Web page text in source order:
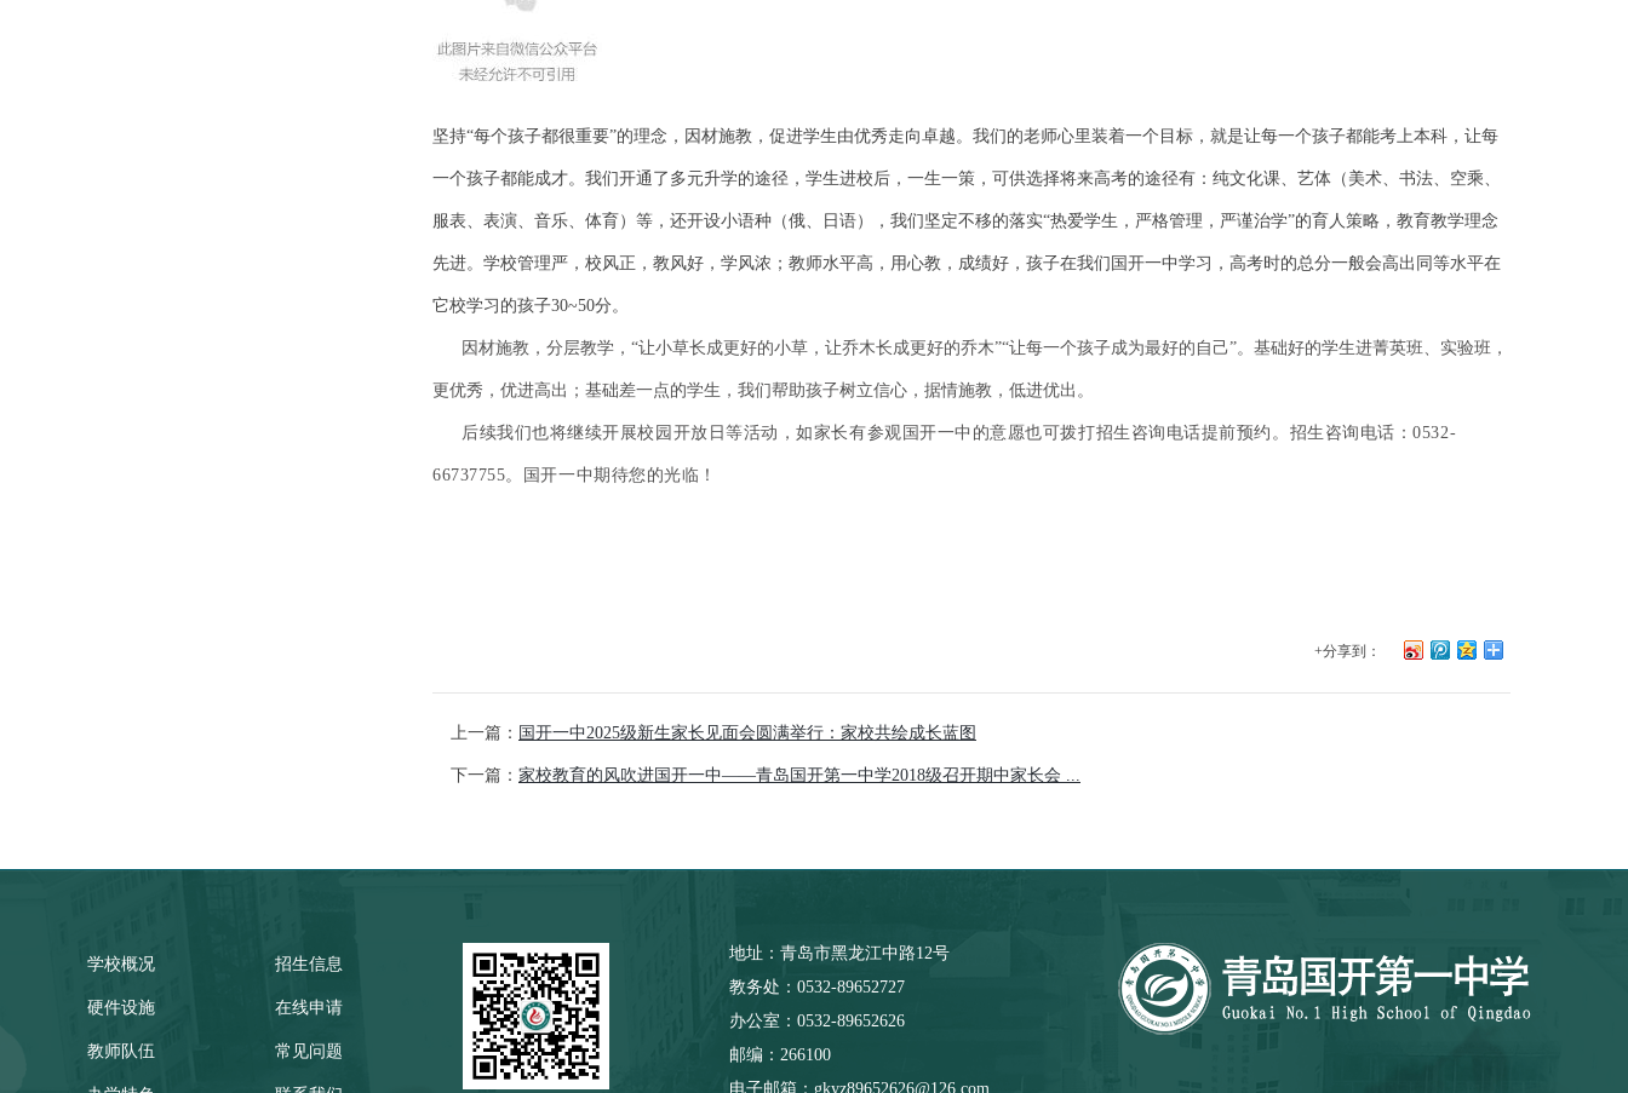
坚持“每个孩子都很重要”的理念，因材施教，促进学生由优秀走向卓越。 我们的老师心里装着一个目标，就是让每一个孩子都能考上本科，让每
一个孩子都能成才。 我们开通了多元升学的途径，学生进校后，一生一策，可供选择将来高考的途径有： 纯文化课、艺体（美术、书法、空乘、
服表、表演、音乐、体育）等，还开设小语种（俄、日语），我们坚定不移的落实“热爱学生，严格管理，严谨治学”的育人策略，教育教学理念
先进。 学校管理严，校风正，教风好，学风浓； 教师水平高，用心教，成绩好，孩子在我们国开一中学习，高考时的总分一般会高出同等水平在
它校学习的孩子30~50分。
因材施教，分层教学，“让小草长成更好的小草，让乔木长成更好的乔木”“让每一个孩子成为最好的自己”。基础好的学生进菁英班、实验班，
更优秀，优进高出；基础差一点的学生，我们帮助孩子树立信心，据情施教，低进优出。
后续我们也将继续开展校园开放日等活动，如家长有参观国开一中的意愿也可拨打招生咨询电话提前预约。 招生咨询电话：0532-
66737755。国开一中期待您的光临！
+分享到：
上一篇： 国开一中2025级新生家长见面会圆满举行：家校共绘成长蓝图
下一篇： 家校教育的风吹进国开一中——青岛国开第一中学2018级召开期中家长会 ...
学校概况
硬件设施
教师队伍
招生信息
在线申请
常见问题
地址：青岛市黑龙江中路12号
教务处：0532-89652727
办公室：0532-89652626
邮编：266100
电子邮箱：gkyz89652626@126.com